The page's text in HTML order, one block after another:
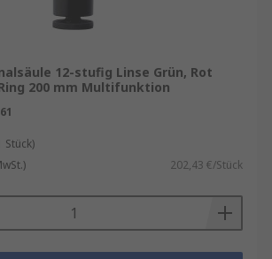
12-stufig Linse Grün, Rot
200 mm Multifunktion
Stück)
202,43 €/Stück